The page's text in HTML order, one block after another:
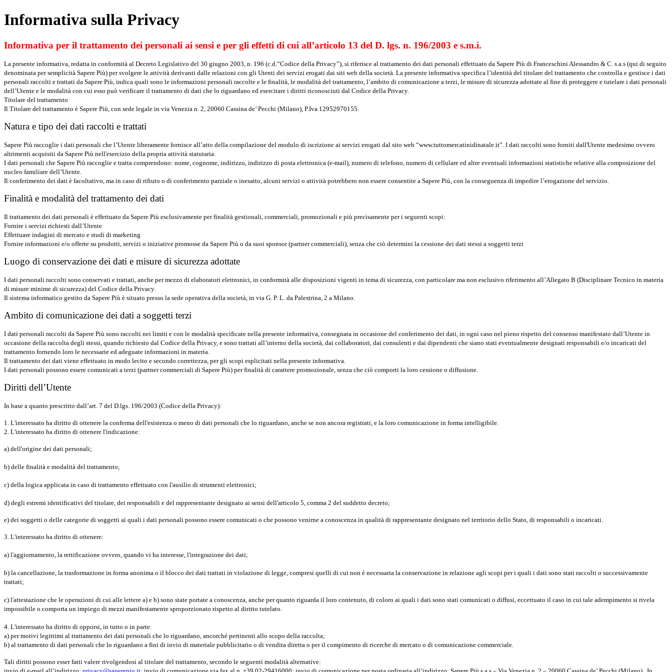
Informativa sulla Privacy
Informativa per il trattamento dei personali ai sensi e per gli effetti di cui all’articolo 13 del D. lgs. n. 196/2003 e s.m.i.
La presente informativa, redatta in conformità al Decreto Legislativo del 30 giugno 2003, n. 196 (c.d.“Codice della Privacy”), si riferisce al trattamento dei dati personali effettuato da Sapere Più di Franceschini Alessandro & C. s.a.s (qui di seguito
denominata per semplicità Sapere Più) per svolgere le attività derivanti dalle relazioni con gli Utenti dei servizi erogati dai siti web della società. La presente informativa specifica l’identità del titolare del trattamento che controlla e gestisce i dati
personali raccolti e trattati da Sapere Più, indica quali sono le informazioni personali raccolte e le finalità, le modalità del trattamento, l’ambito di comunicazione a terzi, le misure di sicurezza adottate al fine di proteggere e tutelare i dati personali
dell’Utente e le modalità con cui esso può verificare il trattamento di dati che lo riguardano ed esercitare i diritti riconosciuti dal Codice della Privacy.
Titolare del trattamento
Il Titolare del trattamento è Sapere Più, con sede legale in via Venezia n. 2, 20060 Cassina de’ Pecchi (Milano), P.Iva 12952970155.
Natura e tipo dei dati raccolti e trattati
Sapere Più raccoglie i dati personali che l’Utente liberamente fornisce all’atto della compilazione del modulo di iscrizione ai servizi erogati dal sito web “www.tuttomercatinidinatale.it”. I dati raccolti sono forniti dall'Utente medesimo ovvero
altrimenti acquisiti da Sapere Più nell'esercizio della propria attività statutaria.
I dati personali che Sapere Più raccoglie e tratta comprendono: nome, cognome, indirizzo, indirizzo di posta elettronica (e-mail), numero di telefono, numero di cellulare ed altre eventuali informazioni statistiche relative alla composizione del
nucleo familiare dell’Utente.
Il conferimento dei dati è facoltativo, ma in caso di rifiuto o di conferimento parziale o inesatto, alcuni servizi o attività potrebbero non essere consentite a Sapere Più, con la conseguenza di impedire l’erogazione del servizio.
Finalità e modalità del trattamento dei dati
Il trattamento dei dati personali è effettuato da Sapere Più esclusivamente per finalità gestionali, commerciali, promozionali e più precisamente per i seguenti scopi:
Fornire i servizi richiesti dall’Utente
Effettuare indagini di mercato e studi di marketing
Fornire informazioni e/o offerte su prodotti, servizi o iniziative promosse da Sapere Più o da suoi sponsor (partner commerciali), senza che ciò determini la cessione dei dati stessi a soggetti terzi
Luogo di conservazione dei dati e misure di sicurezza adottate
I dati personali raccolti sono conservati e trattati, anche per mezzo di elaboratori elettronici, in conformità alle disposizioni vigenti in tema di sicurezza, con particolare ma non esclusivo riferimento all’Allegato B (Disciplinare Tecnico in materia
di misure minime di sicurezza) del Codice della Privacy.
Il sistema informatico gestito da Sapere Più è situato presso la sede operativa della società, in via G. P. L. da Palestrina, 2 a Milano.
Ambito di comunicazione dei dati a soggetti terzi
I dati personali raccolti da Sapere Più sono raccolti nei limiti e con le modalità specificate nella presente informativa, consegnata in occasione del conferimento dei dati, in ogni caso nel pieno rispetto del consenso manifestato dall’Utente in
occasione della raccolta degli stessi, quando richiesto dal Codice della Privacy, e sono trattati all’interno della società, dai collaboratori, dai consulenti e dai dipendenti che siano stati eventualmente designati responsabili e/o incaricati del
trattamento fornendo loro le necessarie ed adeguate informazioni in materia.
Il trattamento dei dati viene effettuato in modo lecito e secondo correttezza, per gli scopi esplicitati nella presente informativa.
I dati personali possono essere comunicati a terzi (partner commerciali di Sapere Più) per finalità di carattere promozionale, senza che ciò comporti la loro cessione o diffusione.
Diritti dell’Utente
In base a quanto prescritto dall’art. 7 del D.lgs. 196/2003 (Codice della Privacy):
1. L'interessato ha diritto di ottenere la conferma dell'esistenza o meno di dati personali che lo riguardano, anche se non ancora registrati, e la loro comunicazione in forma intelligibile.
2. L'interessato ha diritto di ottenere l'indicazione:
a) dell'origine dei dati personali;
b) delle finalità e modalità del trattamento;
c) della logica applicata in caso di trattamento effettuato con l'ausilio di strumenti elettronici;
d) degli estremi identificativi del titolare, dei responsabili e del rappresentante designato ai sensi dell'articolo 5, comma 2 del suddetto decreto;
e) dei soggetti o delle categorie di soggetti ai quali i dati personali possono essere comunicati o che possono venirne a conoscenza in qualità di rappresentante designato nel territorio dello Stato, di responsabili o incaricati.
3. L'interessato ha diritto di ottenere:
a) l'aggiornamento, la rettificazione ovvero, quando vi ha interesse, l'integrazione dei dati;
b) la cancellazione, la trasformazione in forma anonima o il blocco dei dati trattati in violazione di legge, compresi quelli di cui non è necessaria la conservazione in relazione agli scopi per i quali i dati sono stati raccolti o successivamente
trattati;
c) l'attestazione che le operazioni di cui alle lettere a) e b) sono state portate a conoscenza, anche per quanto riguarda il loro contenuto, di coloro ai quali i dati sono stati comunicati o diffusi, eccettuato il caso in cui tale adempimento si rivela
impossibile o comporta un impiego di mezzi manifestamente sproporzionato rispetto al diritto tutelato.
4. L'interessato ha diritto di opporsi, in tutto o in parte:
a) per motivi legittimi al trattamento dei dati personali che lo riguardano, ancorché pertinenti allo scopo della raccolta;
b) al trattamento di dati personali che lo riguardano a fini di invio di materiale pubblicitario o di vendita diretta o per il compimento di ricerche di mercato o di comunicazione commerciale.
Tali diritti possono esser fatti valere rivolgendosi al titolare del trattamento, secondo le seguenti modalità alternative: